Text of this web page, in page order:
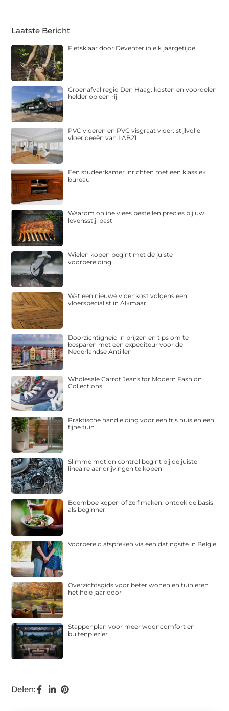
Delen:
Laatste Bericht
Fietsklaar door Deventer in elk jaargetijde
Groenafval regio Den Haag: kosten en voordelen
helder op een rij
PVC vloeren en PVC visgraat vloer: stijlvolle
vloerideeën van LAB21
Een studeerkamer inrichten met een klassiek
bureau
Waarom online vlees bestellen precies bij uw
levensstijl past
Wielen kopen begint met de juiste
voorbereiding
Wat een nieuwe vloer kost volgens een
vloerspecialist in Alkmaar
Doorzichtigheid in prijzen en tips om te
besparen met een expediteur voor de
Nederlandse Antillen
Wholesale Carrot Jeans for Modern Fashion
Collections
Praktische handleiding voor een fris huis en een
fijne tuin
Slimme motion control begint bij de juiste
lineaire aandrijvingen te kopen
Boemboe kopen of zelf maken: ontdek de basis
als beginner
Voorbereid afspreken via een datingsite in België
Overzichtsgids voor beter wonen en tuinieren
het hele jaar door
Stappenplan voor meer wooncomfort en
buitenplezier